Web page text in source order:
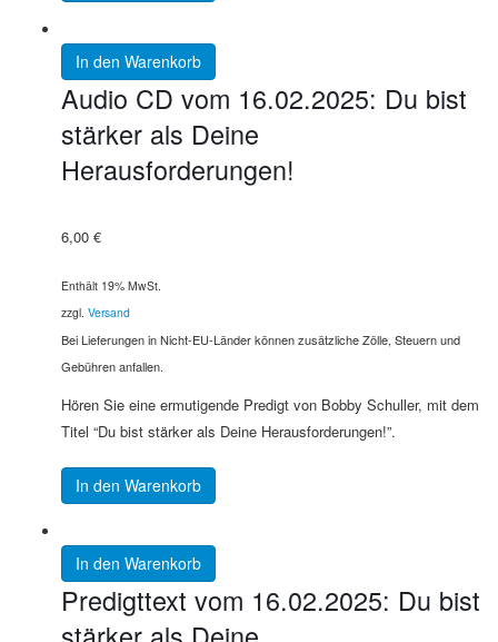
In den Warenkorb
Audio CD vom 16.02.2025: Du bist
stärker als Deine
Herausforderungen!
6,00 €
Enthält 19% MwSt.
zzgl. Versand
Bei Lieferungen in Nicht-EU-Länder können zusätzliche Zölle, Steuern und
Gebühren anfallen.
Hören Sie eine ermutigende Predigt von Bobby Schuller, mit dem
Titel “Du bist stärker als Deine Herausforderungen!”.
In den Warenkorb
In den Warenkorb
Predigttext vom 16.02.2025: Du bist